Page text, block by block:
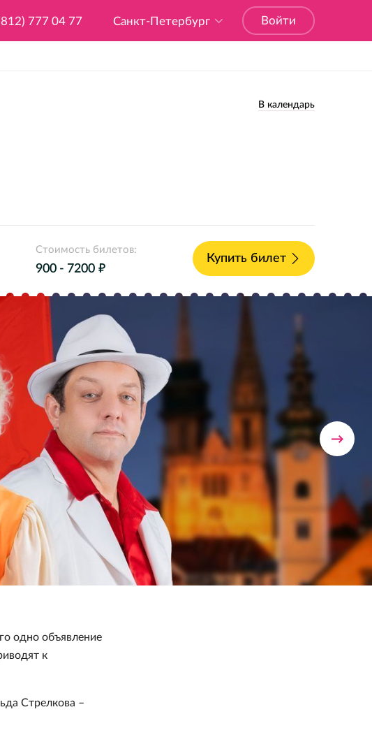
Войти
Санкт-Петербург
777 04 77
В календарь
Стоимость билетов:
900 - 7200 е
Купить билет
одно объявление
к
Стрелкова –